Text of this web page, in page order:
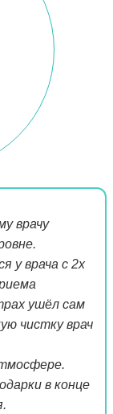
врачу
у врача с 2х
ушёл сам
чистку врач
в конце